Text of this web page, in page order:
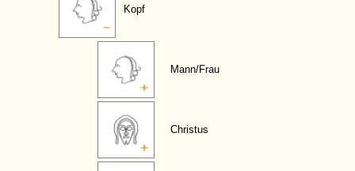
Kopf
Mann/Frau
Christus